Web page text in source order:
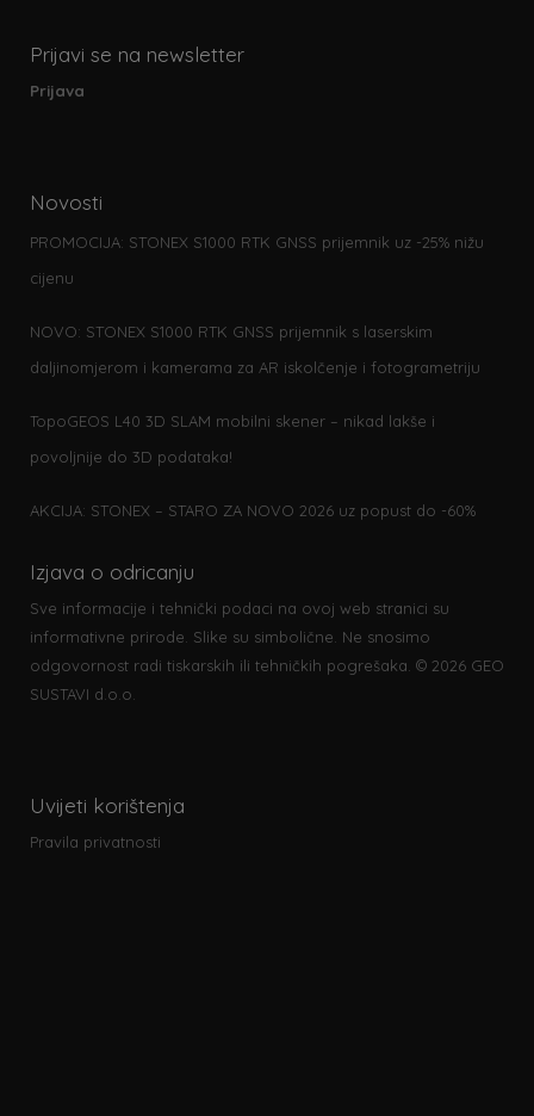
Prijavi se na newsletter
Prijava
Novosti
PROMOCIJA: STONEX S1000 RTK GNSS prijemnik uz -25% nižu
cijenu
NOVO: STONEX S1000 RTK GNSS prijemnik s laserskim
daljinomjerom i kamerama za AR iskolčenje i fotogrametriju
TopoGEOS L40 3D SLAM mobilni skener – nikad lakše i
povoljnije do 3D podataka!
AKCIJA: STONEX – STARO ZA NOVO 2026 uz popust do -60%
Izjava o odricanju
Sve informacije i tehnički podaci na ovoj web stranici su
informativne prirode. Slike su simbolične. Ne snosimo
odgovornost radi tiskarskih ili tehničkih pogrešaka. © 2026 GEO
SUSTAVI d.o.o.
Uvijeti korištenja
Pravila privatnosti